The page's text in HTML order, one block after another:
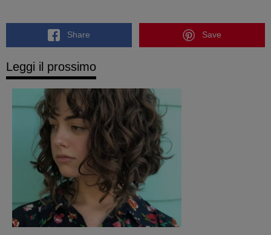
Share Save
Leggi il prossimo